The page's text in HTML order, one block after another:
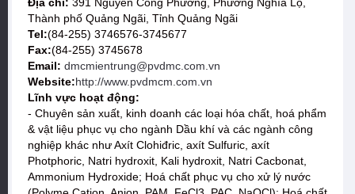
Thành phố Quảng Ngãi, Tỉnh Quảng Ngãi
Tel:(84-255) 3746576-3745677
Fax:(84-255) 3745678
Email: dmcmientrung@pvdmc.com.vn
Website:http://www.pvdmcm.com.vn
Lĩnh vực hoạt động:
- Chuyên sản xuất, kinh doanh các loại hóa chất, hoá phẩm
& vật liệu phục vụ cho ngành Dầu khí và các ngành công
nghiệp khác như Axít Clohiđric, axít Sulfuric, axít
Photphoric, Natri hydroxit, Kali hydroxit, Natri Cacbonat,
Ammonium Hydroxide; Hoá chất phục vụ cho xử lý nước